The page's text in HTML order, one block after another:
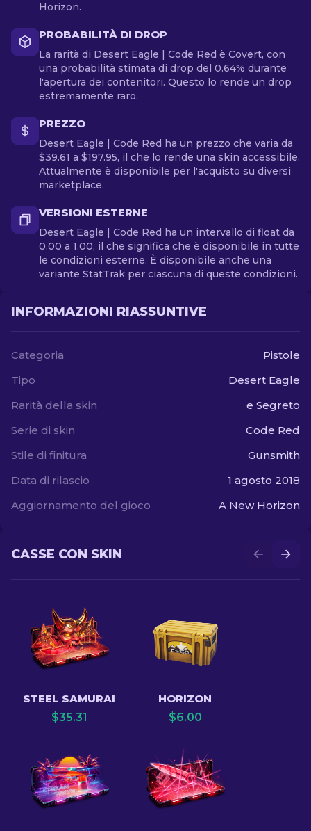
Horizon.
PROBABILITÀ DI DROP
La rarità di Desert Eagle | Code Red è Covert, con
una probabilità stimata di drop del 0.64% durante
l'apertura dei contenitori. Questo lo rende un drop
estremamente raro.
PREZZO
Desert Eagle | Code Red ha un prezzo che varia da
$39.61 a $197.95, il che lo rende una skin accessibile.
Attualmente è disponibile per l'acquisto su diversi
marketplace.
VERSIONI ESTERNE
Desert Eagle | Code Red ha un intervallo di float da
0.00 a 1.00, il che significa che è disponibile in tutte
le condizioni esterne. È disponibile anche una
variante StatTrak per ciascuna di queste condizioni.
INFORMAZIONI RIASSUNTIVE
Categoria
Pistole
Tipo
Desert Eagle
Rarità della skin
e Segreto
Serie di skin
Code Red
Stile di finitura
Gunsmith
Data di rilascio
1 agosto 2018
Aggiornamento del gioco
A New Horizon
CASSE CON SKIN
STEEL SAMURAI
$35.31
HORIZON
$6.00